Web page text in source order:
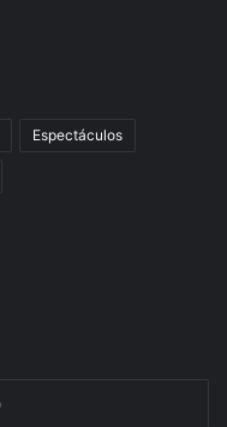
Espectáculos